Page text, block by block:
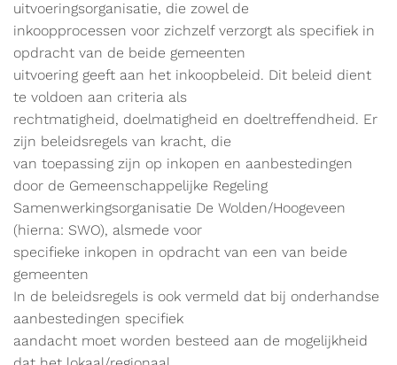
uitvoeringsorganisatie, die zowel de
inkoopprocessen voor zichzelf verzorgt als specifiek in
opdracht van de beide gemeenten
uitvoering geeft aan het inkoopbeleid. Dit beleid dient
te voldoen aan criteria als
rechtmatigheid, doelmatigheid en doeltreffendheid. Er
zijn beleidsregels van kracht, die
van toepassing zijn op inkopen en aanbestedingen
door de Gemeenschappelijke Regeling
Samenwerkingsorganisatie De Wolden/Hoogeveen
(hierna: SWO), alsmede voor
specifieke inkopen in opdracht van een van beide
gemeenten
In de beleidsregels is ook vermeld dat bij onderhandse
aanbestedingen specifiek
aandacht moet worden besteed aan de mogelijkheid